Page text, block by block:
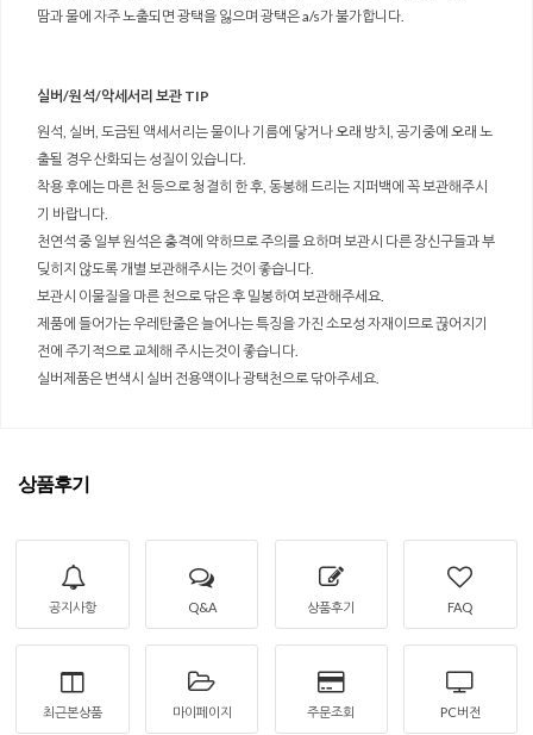
땀과 물에 자주 노출되면 광택을 잃으며 광택은 a/s가 불가합니다.
실버/원석/악세서리 보관 TIP
원석, 실버, 도금된 액세서리는 물이나 기름에 닿거나 오래 방치, 공기중에 오래 노
출될 경우 산화되는 성질이 있습니다.
착용 후에는 마른 천 등으로 청결히 한 후, 동봉해 드리는 지퍼백에 꼭 보관해주시
기 바랍니다.
천연석 중 일부 원석은 충격에 약하므로 주의를 요하며 보관시 다른 장신구들과 부
딪히지 않도록 개별 보관해주시는 것이 좋습니다.
보관시 이물질을 마른 천으로 닦은 후 밀봉하여 보관해주세요.
제품에 들어가는 우레탄줄은 늘어나는 특징을 가진 소모성 자재이므로 끊어지기
전에 주기적으로 교체해 주시는것이 좋습니다.
실버제품은 변색시 실버 전용액이나 광택천으로 닦아주세요.
상품후기
공지사항 Q&A 상품후기 FAQ
최근본상품 마이페이지 주문조회 PC버전